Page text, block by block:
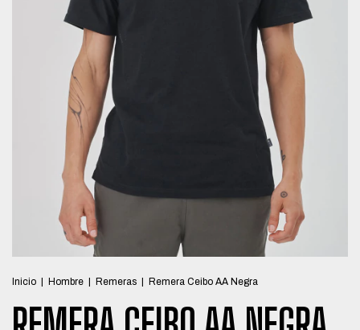
Inicio | Hombre | Remeras | Remera Ceibo AA Negra